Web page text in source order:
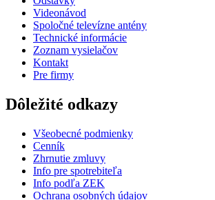
Videonávod
Spoločné televízne antény
Technické informácie
Zoznam vysielačov
Kontakt
Pre firmy
Dôležité odkazy
Všeobecné podmienky
Cenník
Zhrnutie zmluvy
Info pre spotrebiteľa
Info podľa ZEK
Ochrana osobných údajov